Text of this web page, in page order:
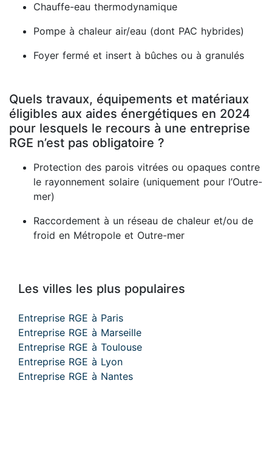
Chauffe-eau thermodynamique
Pompe à chaleur air/eau (dont PAC hybrides)
Foyer fermé et insert à bûches ou à granulés
Quels travaux, équipements et matériaux
éligibles aux aides énergétiques en 2024
pour lesquels le recours à une entreprise
RGE n’est pas obligatoire ?
Protection des parois vitrées ou opaques contre
le rayonnement solaire (uniquement pour l’Outre-
mer)
Raccordement à un réseau de chaleur et/ou de
froid en Métropole et Outre-mer
Les villes les plus populaires
Entreprise RGE à Paris
Entreprise RGE à Marseille
Entreprise RGE à Toulouse
Entreprise RGE à Lyon
Entreprise RGE à Nantes